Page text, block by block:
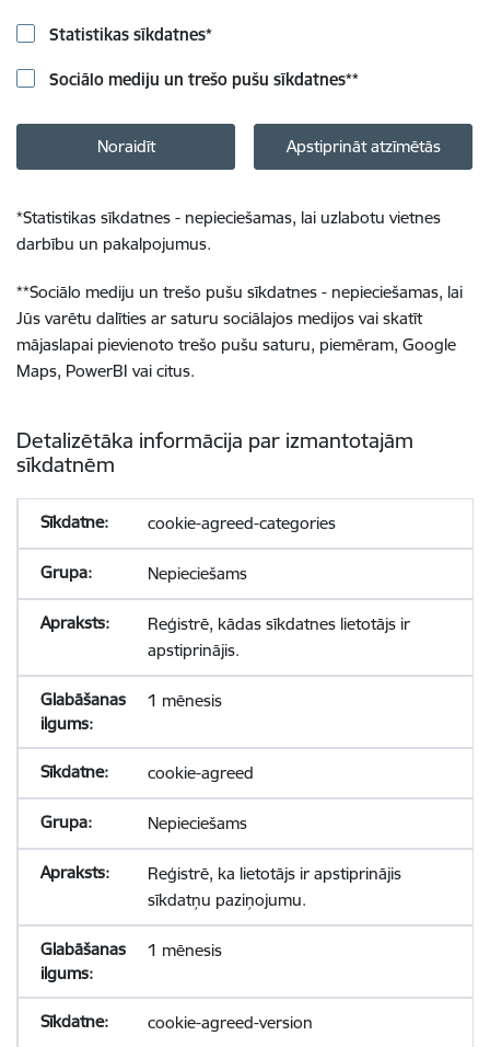
Statistikas sīkdatnes*
Sociālo mediju un trešo pušu sīkdatnes**
Noraidīt Apstiprināt atzīmētās
*Statistikas sīkdatnes - nepieciešamas, lai uzlabotu vietnes
darbību un pakalpojumus.
**Sociālo mediju un trešo pušu sīkdatnes - nepieciešamas, lai
Jūs varētu dalīties ar saturu sociālajos medijos vai skatīt
mājaslapai pievienoto trešo pušu saturu, piemēram, Google
Maps, PowerBI vai citus.
Detalizētāka informācija par izmantotajām
sīkdatnēm
cookie-agreed-categories
Nepieciešams
Reģistrē, kādas sīkdatnes lietotājs ir
apstiprinājis.
1 mēnesis
cookie-agreed
Nepieciešams
Reģistrē, ka lietotājs ir apstiprinājis
sīkdatņu paziņojumu.
1 mēnesis
cookie-agreed-version